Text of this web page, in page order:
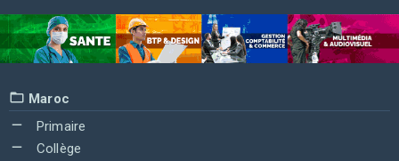
Maroc
Primaire
Collège